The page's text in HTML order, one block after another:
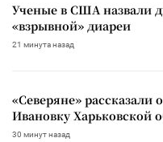
Ученые в США назвали
«взрывной» диареи
21 минута назад
«Северяне»
Ивановку Харьковской
30 минут назад